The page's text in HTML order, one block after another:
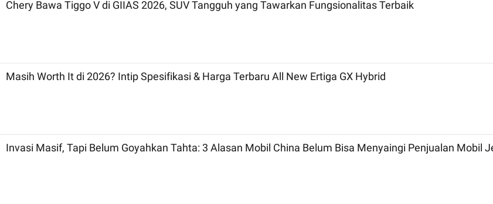
Chery Bawa Tiggo V di GIIAS 2026, SUV Tangguh yang Tawarkan Fungsionalitas Terbaik
Masih Worth It di 2026? Intip Spesifikasi & Harga Terbaru All New Ertiga GX Hybrid
Invasi Masif, Tapi Belum Goyahkan Tahta: 3 Alasan Mobil China Belum Bisa Menyaingi Penjualan Mobil